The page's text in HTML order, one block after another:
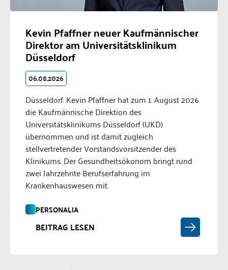
Kevin Pfaffner neuer Kaufmännischer
Direktor am Universitätsklinikum
Düsseldorf
06.08.2026
Düsseldorf. Kevin Pfaffner hat zum 1. August 2026
die Kaufmännische Direktion des
Universitätsklinikums Düsseldorf (UKD)
übernommen und ist damit zugleich
stellvertretender Vorstandsvorsitzender des
Klinikums. Der Gesundheitsökonom bringt rund
zwei Jahrzehnte Berufserfahrung im
Krankenhauswesen mit.
PERSONALIA
BEITRAG LESEN